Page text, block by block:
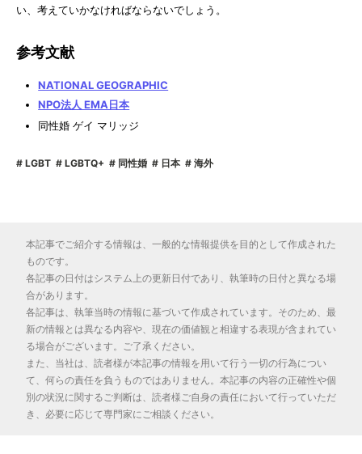
い、考えていかなければならないでしょう。
参考文献
NATIONAL GEOGRAPHIC
NPO法人 EMA日本
同性婚 ゲイ マリッジ
LGBT LGBTQ+ 同性婚 日本 海外
本記事でご紹介する情報は、一般的な情報提供を目的として作成された
ものです。
各記事の日付はシステム上の更新日付であり、執筆時の日付と異なる場
合があります。
各記事は、執筆当時の情報に基づいて作成されています。そのため、最
新の情報とは異なる内容や、現在の価値観と相違する表現が含まれてい
る場合がございます。ご了承ください。
また、当社は、読者様が本記事の情報を用いて行う一切の行為につい
て、何らの責任を負うものではありません。本記事の内容の正確性や個
別の状況に関するご判断は、読者様ご自身の責任において行っていただ
き、必要に応じて専門家にご相談ください。